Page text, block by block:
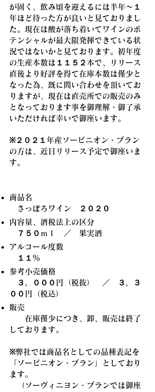
が固く、飲み頃を迎えるには半年～１
年ほど待った方が良いと見ておりまし
た。現在は酸が落ち着いてワインのポ
テンシャルが最大限発揮できている状
況ではないかと見ております。初年度
の生産本数は１１５２本で、リリース
直後より好評を得て在庫本数は僅少と
なった為、既に問い合わせを頂いてお
りますが、現在は直売所での販売のみ
となっております事を御理解・御了承
いただければ幸いで御座います。
※２０２１年産ソービニオン・ブラン
の方は、近日リリース予定で御座いま
す。
商品名
さっぽろワイン ２０２０
内容量、酒税法上の区分
７５０ｍｌ ／ 果実酒
アルコール度数
１１％
参考小売価格
３，０００円（税抜） ／ ３，３
００円（税込）
販売
在庫僅少につき、卸、販売は終了
しております。
※弊社では商品名としての品種表記を
「ソービニオン・ブラン」としており
ます。
（ソーヴィニヨン・ブランでは御座